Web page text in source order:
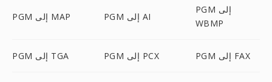
PGM إلى MAP PGM إلى AI
PGM إلى
WBMP
PGM إلى TGA PGM إلى PCX PGM إلى FAX